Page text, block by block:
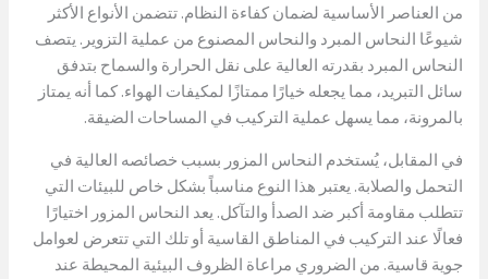
من العناصر الأساسية لضمان كفاءة النظام. تتضمن الأنواع الأكثر
شيوعًا النحاس المبرد والنحاس المصنوع من عملية التزوير. يتصف
النحاس المبرد بقدرته العالية على نقل الحرارة والسماح بتدفق
سائل التبريد، مما يجعله خيارًا ممتازًا لمكيفات الهواء. كما أنه يمتاز
بالمرونة، مما يسهل عملية التركيب في المساحات الضيقة.
في المقابل، يُستخدم النحاس المزور بسبب خصائصه العالية في
التحمل والصلابة. يعتبر هذا النوع مناسباً بشكل خاص للبيئات التي
تتطلب مقاومة أكبر ضد الصدأ والتآكل. يعد النحاس المزور اختيارًا
فعالًا عند التركيب في المناطق القاسية أو تلك التي تتعرض لعوامل
جوية قاسية. من الضروري مراعاة الظروف البيئية المحيطة عند